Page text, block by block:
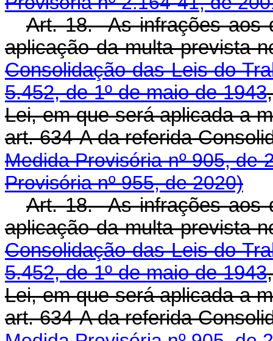
Art. 18. As infrações aos
aplicação da multa prevista
Consolidação das Leis do
5.452, de 1º de maio de 1943
Lei, em que será aplicada a
art. 634-A da referida
Medida Provisória nº 905, de
Provisória nº 955, de 2020)
Art. 18. As infrações aos
aplicação da multa prevista
Consolidação das Leis do
5.452, de 1º de maio de 1943
Lei, em que será aplicada a
art. 634-A da referida